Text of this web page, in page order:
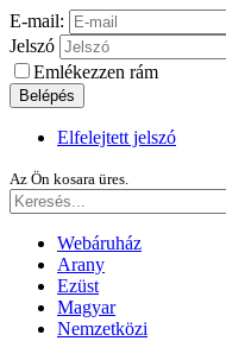
E-mail:
Jelszó
Emlékezzen rám
Belépés
Elfelejtett jelszó
Az Ön kosara üres.
Webáruház
Arany
Ezüst
Magyar
Nemzetközi